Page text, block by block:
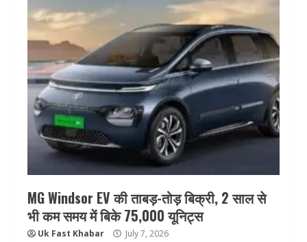
MG Windsor EV की ताबड़-तोड़ बिक्री, 2 साल से
भी कम समय में बिके 75,000 यूनिट्स
Uk Fast Khabar July 7, 2026